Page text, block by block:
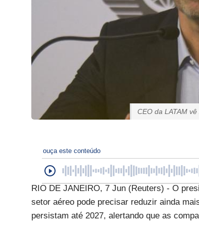
CEO da LATAM
ouça este conteúdo
RIO DE JANEIRO, 7 Jun (Reuters) - O
setor aéreo pode precisar reduzir ainda
persistam até 2027, alertando que as